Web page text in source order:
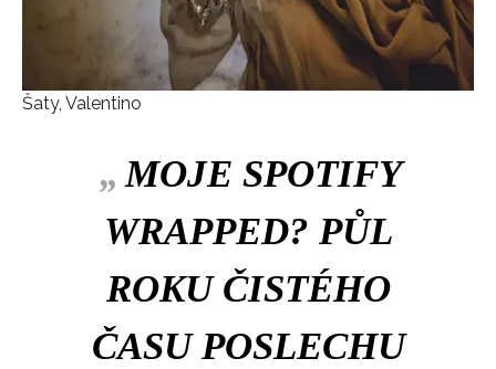
Šaty, Valentino
„ MOJE SPOTIFY
WRAPPED? PŮL
ROKU ČISTÉHO
ČASU POSLECHU